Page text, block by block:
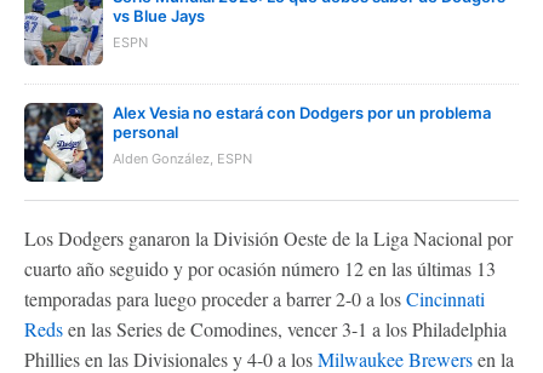
vs Blue Jays
ESPN
Alex Vesia no estará con Dodgers por un problema
personal
Alden González, ESPN
Los Dodgers ganaron la División Oeste de la Liga Nacional por
cuarto año seguido y por ocasión número 12 en las últimas 13
temporadas para luego proceder a barrer 2-0 a losCincinnati
Redsen las Series de Comodines, vencer 3-1 a los Philadelphia
Phillies en las Divisionales y 4-0 a losMilwaukee Brewersen la